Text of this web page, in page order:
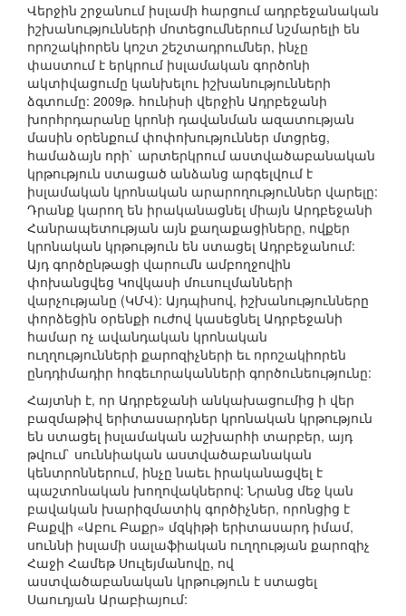
Վերջին շրջանում իսլամի հարցում ադրբեջանական
իշխանությունների մոտեցումներում նշմարելի են
որոշակիորեն կոշտ շեշտադրումներ, ինչը
փաստում է երկրում իսլամական գործոնի
ակտիվացումը կանխելու իշխանությունների
ձգտումը: 2009թ. հունիսի վերջին Ադրբեջանի
խորհրդարանը կրոնի դավանման ազատության
մասին օրենքում փոփոխություններ մտցրեց,
համաձայն որի` արտերկրում աստվածաբանական
կրթություն ստացած անձանց արգելվում է
իսլամական կրոնական արարողություններ վարելը:
Դրանք կարող են իրականացնել միայն Արդբեջանի
Հանրապետության այն քաղաքացիները, ովքեր
կրոնական կրթություն են ստացել Ադրբեջանում:
Այդ գործընթացի վարումն ամբողջովին
փոխանցվեց Կովկասի մուսուլմանների
վարչությանը (ԿՄՎ): Այդպիսով, իշխանությունները
փորձեցին օրենքի ուժով կասեցնել Ադրբեջանի
համար ոչ ավանդական կրոնական
ուղղությունների քարոզիչների եւ որոշակիորեն
ընդդիմադիր հոգեւորականների գործունեությունը:
Հայտնի է, որ Ադրբեջանի անկախացումից ի վեր
բազմաթիվ երիտասարդներ կրոնական կրթություն
են ստացել իսլամական աշխարհի տարբեր, այդ
թվում` սուննիական աստվածաբանական
կենտրոններում, ինչը նաեւ իրականացվել է
պաշտոնական խողովակներով: Նրանց մեջ կան
բավական խարիզմատիկ գործիչներ, որոնցից է
Բաքվի «Աբու Բաքր» մզկիթի երիտասարդ իմամ,
սուննի իսլամի սալաֆիական ուղղության քարոզիչ
Հաջի Համեթ Սուլեյմանովը, ով
աստվածաբանական կրթություն է ստացել
Սաուդյան Արաբիայում: